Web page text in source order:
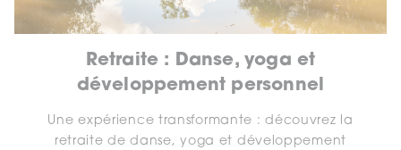
Retraite : Danse, yoga et
développement personnel
Une expérience transformante : découvrez la
retraite de danse, yoga et développement